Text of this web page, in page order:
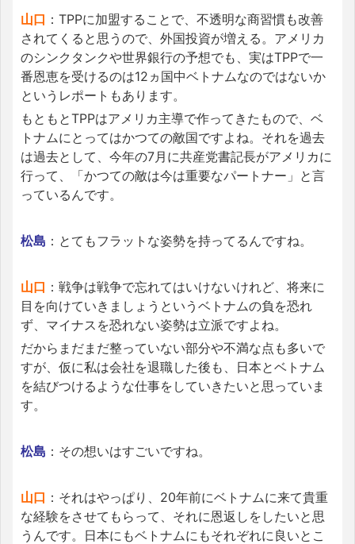
山口 ：TPPに加盟することで、不透明な商習慣も改善
されてくると思うので、外国投資が増える。アメリカ
のシンクタンクや世界銀行の予想でも、実はTPPで一
番恩恵を受けるのは12ヵ国中ベトナムなのではないか
というレポートもあります。
もともとTPPはアメリカ主導で作ってきたもので、ベ
トナムにとってはかつての敵国ですよね。それを過去
は過去として、今年の7月に共産党書記長がアメリカに
行って、「かつての敵は今は重要なパートナー」と言
っているんです。
松島 ：とてもフラットな姿勢を持ってるんですね。
山口 ：戦争は戦争で忘れてはいけないけれど、将来に
目を向けていきましょうというベトナムの負を恐れ
ず、マイナスを恐れない姿勢は立派ですよね。
だからまだまだ整っていない部分や不満な点も多いで
すが、仮に私は会社を退職した後も、日本とベトナム
を結びつけるような仕事をしていきたいと思っていま
す。
松島 ：その想いはすごいですね。
山口 ：それはやっぱり、20年前にベトナムに来て貴重
な経験をさせてもらって、それに恩返しをしたいと思
うんです。日本にもベトナムにもそれぞれに良いとこ